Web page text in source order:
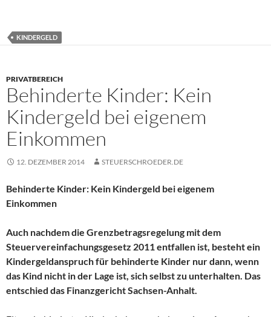
KINDERGELD
PRIVATBEREICH
Behinderte Kinder: Kein
Kindergeld bei eigenem
Einkommen
12. DEZEMBER 2014 STEUERSCHROEDER.DE
Behinderte Kinder: Kein Kindergeld bei eigenem
Einkommen
Auch nachdem die Grenzbetragsregelung mit dem
Steuervereinfachungsgesetz 2011 entfallen ist, besteht ein
Kindergeldanspruch für behinderte Kinder nur dann, wenn
das Kind nicht in der Lage ist, sich selbst zu unterhalten. Das
entschied das Finanzgericht Sachsen-Anhalt.